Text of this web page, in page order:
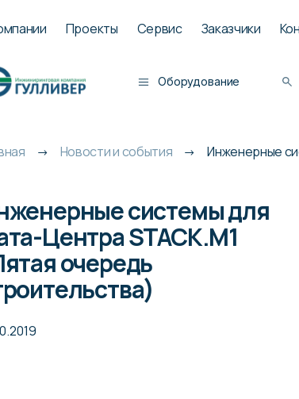
Проекты Сервис Заказчики
Оборудование
Новости и события Инженерные
системы для
Центра STACK.M1
очередь